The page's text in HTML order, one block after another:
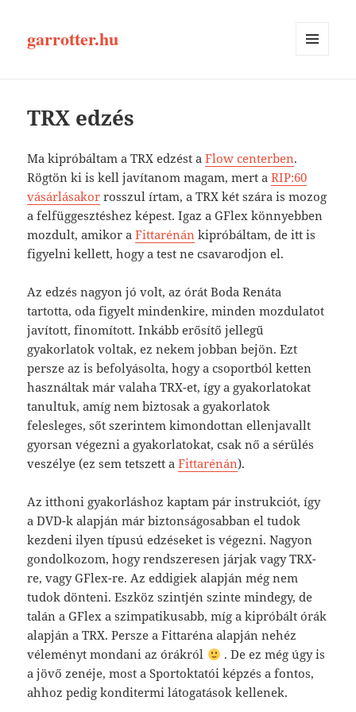
garrotter.hu
TRX edzés
Ma kipróbáltam a TRX edzést aFlow centerben.
Rögtön ki is kell javítanom magam, mert aRIP:60
vásárlásakor rosszul írtam, a TRX két szára is mozog
a felfüggesztéshez képest. Igaz a GFlex könnyebben
mozdult, amikor aFittarénán kipróbáltam, de itt is
figyelni kellett, hogy a test ne csavarodjon el.
Az edzés nagyon jó volt, az órát Boda Renáta
tartotta, oda figyelt mindenkire, minden mozdulatot
javított, finomított. Inkább erősítő jellegű
gyakorlatok voltak, ez nekem jobban bejön. Ezt
persze az is befolyásolta, hogy a csoportból ketten
használtak már valaha TRX-et, így a gyakorlatokat
tanultuk, amíg nem biztosak a gyakorlatok
felesleges, sőt szerintem kimondottan ellenjavallt
gyorsan végezni a gyakorlatokat, csak nő a sérülés
veszélye (ez sem tetszett aFittarénán).
Az itthoni gyakorláshoz kaptam pár instrukciót, így
a DVD-k alapján már biztonságosabban el tudok
kezdeni ilyen típusú edzéseket is végezni. Nagyon
gondolkozom, hogy rendszeresen járjak vagy TRX-
re, vagy GFlex-re. Az eddigiek alapján még nem
tudok dönteni. Eszköz szintjén szinte mindegy, de
talán a GFlex a szimpatikusabb, míg a kipróbált órák
alapján a TRX. Persze a Fittaréna alapján nehéz
véleményt mondani az órákról
. De ez még úgy is
a jövő zenéje, most a Sportoktatói képzés a fontos,
ahhoz pedig konditermi látogatások kellenek.